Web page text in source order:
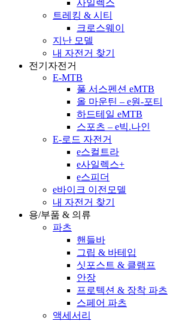
사일렉스
트레킹 & 시티
크로스웨이
지난 모델
내 자전거 찾기
전기자전거
E-MTB
풀 서스펜션 eMTB
올 마운틴 – e원-포티
하드테일 eMTB
스포츠 – e빅.나인
E-로드 자전거
e스컬트라
e사일렉스+
e스피더
e바이크 이전모델
내 자전거 찾기
용/부품 & 의류
파츠
핸들바
그립 & 바테입
싯포스트 & 클램프
안장
프로텍션 & 장착 파츠
스페어 파츠
액세서리